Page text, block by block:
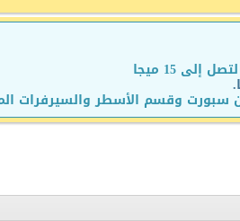
15 ميجا
وقسم الأسطر والسيرفرات